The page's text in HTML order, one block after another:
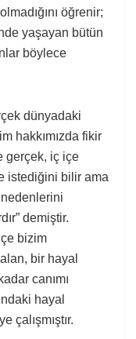
öğrenir;
yaşayan bütün
böylece
dünyadaki
hakkımızda fikir
gerçek, iç içe
istediğini bilir ama
demiştir.
bizim
bir hayal
canımı
hayal
çalışmıştır.